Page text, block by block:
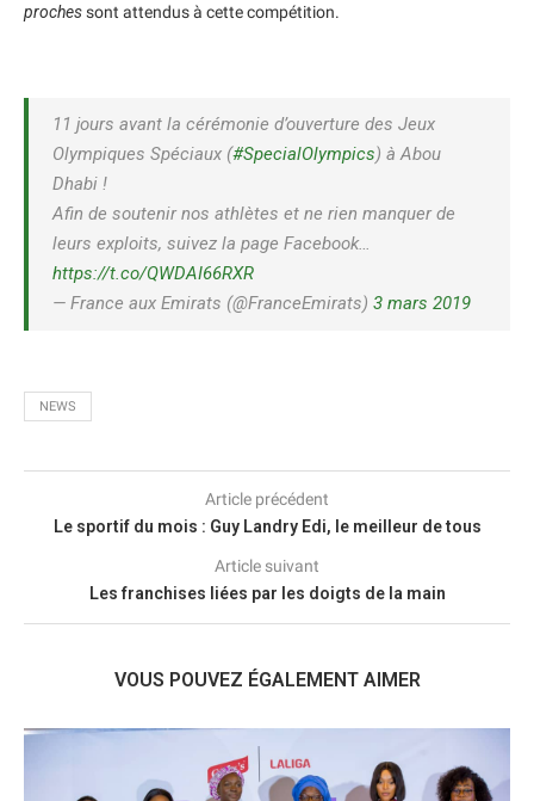
prochessont attendus à cette compétition.
11 jours avant la cérémonie d’ouverture des Jeux
Olympiques Spéciaux (#SpecialOlympics) à Abou
Dhabi !
Afin de soutenir nos athlètes et ne rien manquer de
leurs exploits, suivez la page Facebook…
https://t.co/QWDAI66RXR
— France aux Emirats (@FranceEmirats) 3 mars 2019
NEWS
Article précédent
Le sportif du mois : Guy Landry Edi, le meilleur de tous
Article suivant
Les franchises liées par les doigts de la main
VOUS POUVEZ ÉGALEMENT AIMER